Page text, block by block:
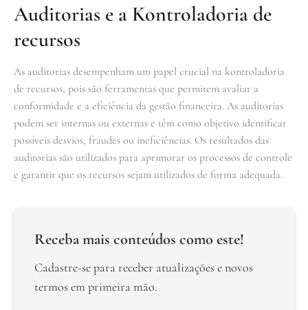
Auditorias e a Kontroladoria de
recursos
As auditorias desempenham um papel crucial na kontroladoria
de recursos, pois são ferramentas que permitem avaliar a
conformidade e a eficiência da gestão financeira. As auditorias
podem ser internas ou externas e têm como objetivo identificar
possíveis desvios, fraudes ou ineficiências. Os resultados das
auditorias são utilizados para aprimorar os processos de controle
e garantir que os recursos sejam utilizados de forma adequada.
Receba mais conteúdos como este!
Cadastre-se para receber atualizações e novos
termos em primeira mão.